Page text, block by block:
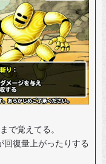
まで覚えてる。
回復量上がったりする